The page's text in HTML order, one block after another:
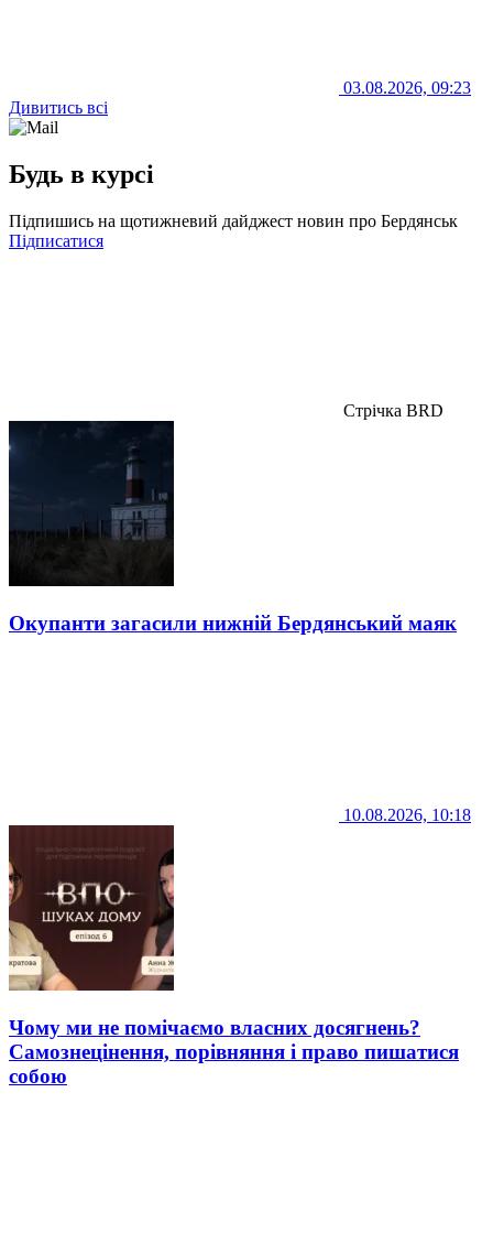
03.08.2026, 09:23
Дивитись всі
Будь в курсі
Підпишись на щотижневий дайджест новин про Бердянськ
Підписатися
Стрічка BRD
Окупанти загасили нижній Бердянський маяк
10.08.2026, 10:18
Чому ми не помічаємо власних досягнень?
Самознецінення, порівняння і право пишатися
собою